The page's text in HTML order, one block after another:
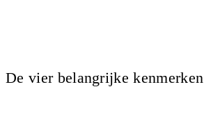
De vier belangrijke kenmerken